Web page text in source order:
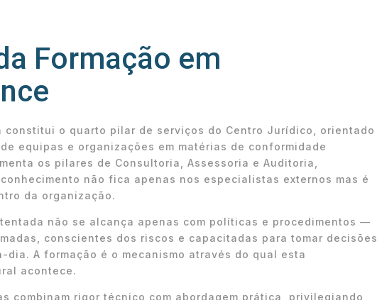
Formação em
constitui o quarto pilar de serviços do Centro Jurídico, orientado
equipas e organizações em matérias de conformidade
os pilares de Consultoria, Assessoria e Auditoria,
não fica apenas nos especialistas externos mas é
da organização.
não se alcança apenas com políticas e procedimentos —
conscientes dos riscos e capacitadas para tomar decisões
dia. A formação é o mecanismo através do qual esta
acontece.
combinam rigor técnico com abordagem prática, privilegiando